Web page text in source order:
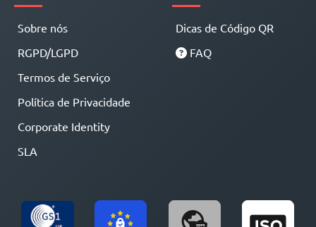
Sobre nós
RGPD/LGPD
Termos de Serviço
Política de Privacidade
Corporate Identity
SLA
Dicas de Código QR
FAQ